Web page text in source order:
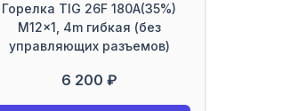
Горелка TIG 26F 180A(35%)
M12x1, 4m гибкая (без
управляющих разъемов)
6 200 ₽